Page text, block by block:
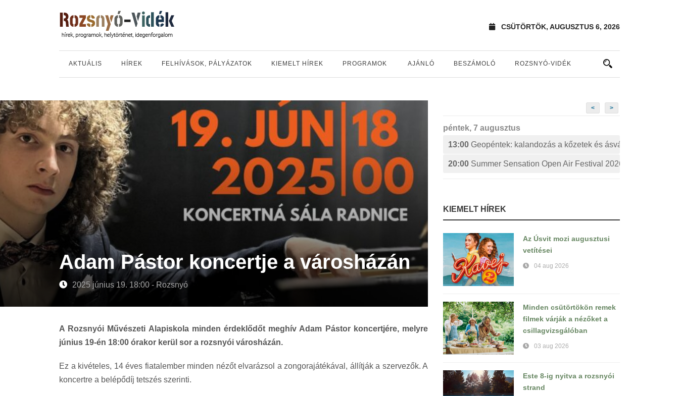
CSÜTÖRTÖK, AUGUSZTUS 6, 2026
AKTUÁLIS HÍREK FELHÍVÁSOK, PÁLYÁZATOK KIEMELT HÍREK PROGRAMOK AJÁNLÓ BESZÁMOLÓ ROZSNYÓ-VIDÉK
Adam Pástor koncertje a városházán
2025 június 19. 18:00 - Rozsnyó
A Rozsnyói Művészeti Alapiskola minden érdeklődőt meghív Adam Pástor koncertjére, melyre
június 19-én 18:00 órakor kerül sor a rozsnyói városházán.
Ez a kivételes, 14 éves fiatalember minden nézőt elvarázsol a zongorajátékával, állítják a szervezők. A
koncertre a belépődíj tetszés szerinti.
< >
péntek, 7 augusztus
13:00 Geopéntek: kalandozás a kőzetek és ásványok izgalmas
20:00 Summer Sensation Open Air Festival 2026:
KIEMELT HÍREK
Az Úsvit mozi augusztusi
vetítései
04 aug 2026
Minden csütörtökön remek
filmek várják a nézőket a
csillagvizsgálóban
03 aug 2026
Este 8-ig nyitva a rozsnyói
strand